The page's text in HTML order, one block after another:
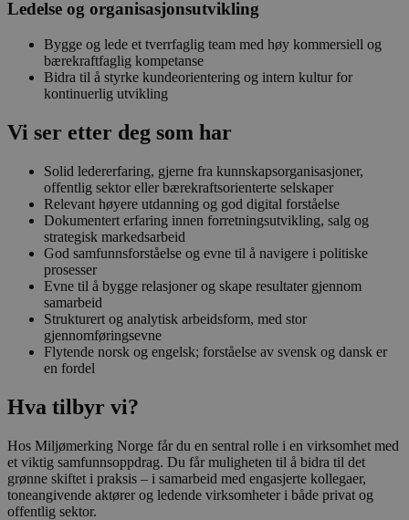
Ledelse og organisasjonsutvikling
Bygge og lede et tverrfaglig team med høy kommersiell og
bærekraftfaglig kompetanse
Bidra til å styrke kundeorientering og intern kultur for
kontinuerlig utvikling
Vi ser etter deg som har
Solid ledererfaring, gjerne fra kunnskapsorganisasjoner,
offentlig sektor eller bærekraftsorienterte selskaper
Relevant høyere utdanning og god digital forståelse
Dokumentert erfaring innen forretningsutvikling, salg og
strategisk markedsarbeid
God samfunnsforståelse og evne til å navigere i politiske
prosesser
Evne til å bygge relasjoner og skape resultater gjennom
samarbeid
Strukturert og analytisk arbeidsform, med stor
gjennomføringsevne
Flytende norsk og engelsk; forståelse av svensk og dansk er
en fordel
Hva tilbyr vi?
Hos Miljømerking Norge får du en sentral rolle i en virksomhet med
et viktig samfunnsoppdrag. Du får muligheten til å bidra til det
grønne skiftet i praksis – i samarbeid med engasjerte kollegaer,
toneangivende aktører og ledende virksomheter i både privat og
offentlig sektor.